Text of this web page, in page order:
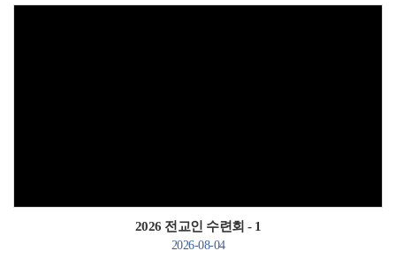
2026 전교인 수련회 - 1
2026-08-04